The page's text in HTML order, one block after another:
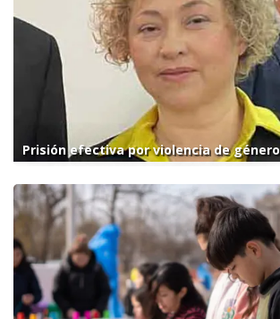
Prisión efectiva por violencia de género